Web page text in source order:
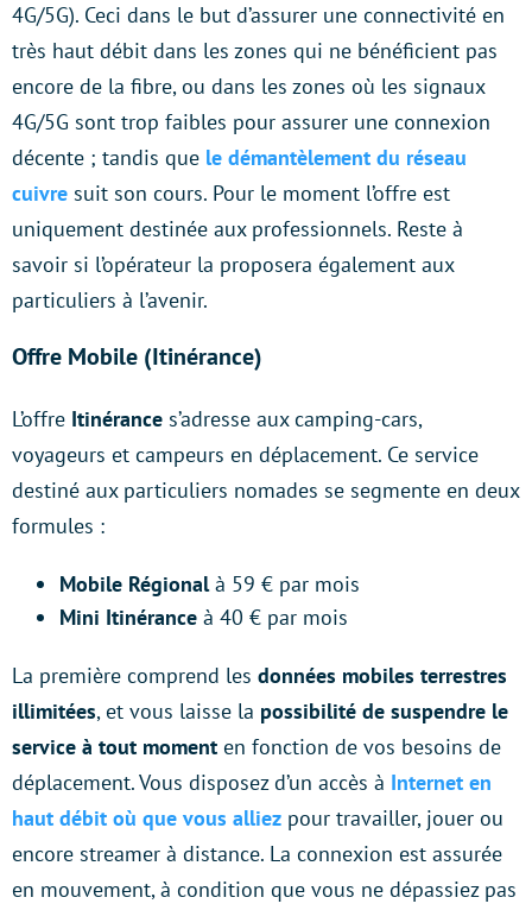
4G/5G). Ceci dans le but d’assurer une connectivité en
très haut débit dans les zones qui ne bénéficient pas
encore de la fibre, ou dans les zones où les signaux
4G/5G sont trop faibles pour assurer une connexion
décente ; tandis que le démantèlement du réseau
cuivre suit son cours. Pour le moment l’offre est
uniquement destinée aux professionnels. Reste à
savoir si l’opérateur la proposera également aux
particuliers à l’avenir.
Offre Mobile (Itinérance)
L’offre Itinérance s’adresse aux camping-cars,
voyageurs et campeurs en déplacement. Ce service
destiné aux particuliers nomades se segmente en deux
formules :
Mobile Régionalà 59 € par mois
Mini Itinérance à 40 € par mois
La première comprend les données mobiles terrestres
illimitées, et vous laisse la possibilité de suspendre le
service à tout moment en fonction de vos besoins de
déplacement. Vous disposez d’un accès à Internet en
haut débit où que vous alliez pour travailler, jouer ou
encore streamer à distance. La connexion est assurée
en mouvement, à condition que vous ne dépassiez pas